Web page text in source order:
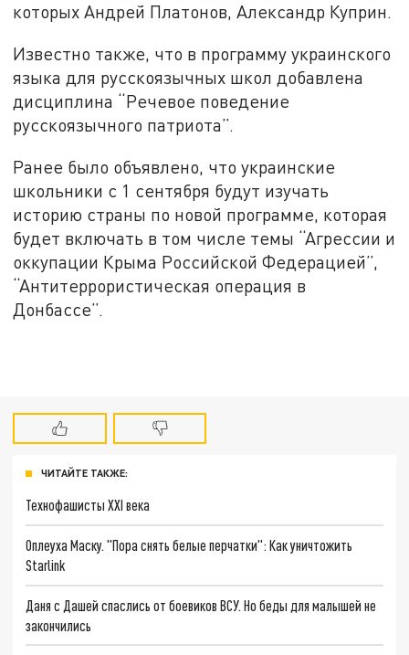
которых Андрей Платонов, Александр Куприн.
Известно также, что в программу украинского
языка для русскоязычных школ добавлена
дисциплина “Речевое поведение
русскоязычного патриота”.
Ранее было объявлено, что украинские
школьники с 1 сентября будут изучать
историю страны по новой программе, которая
будет включать в том числе темы “Агрессии и
оккупации Крыма Российской Федерацией”,
“Антитеррористическая операция в
Донбассе”.
ЧИТАЙТЕ ТАКЖЕ:
Технофашисты XXI века
Оплеуха Маску. "Пора снять белые перчатки": Как уничтожить
Starlink
Даня с Дашей спаслись от боевиков ВСУ. Но беды для малышей не
закончились